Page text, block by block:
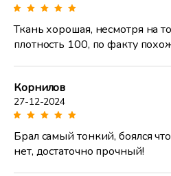
Ткань хорошая, несмотря на
плотность 100, по факту
Корнилов
27-12-2024
Брал самый тонкий, боялся
нет, достаточно прочный!